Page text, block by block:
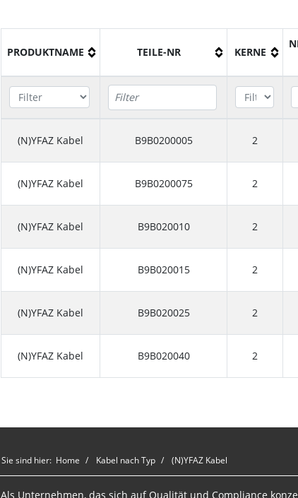
PRODUKTNAME TEILE-NR KERNE
(N)YFAZ Kabel B9B0200005 2
(N)YFAZ Kabel B9B0200075 2
(N)YFAZ Kabel B9B020010 2
(N)YFAZ Kabel B9B020015 2
(N)YFAZ Kabel B9B020025 2
(N)YFAZ Kabel B9B020040 2
Sie sind hier: Home Kabel nach Typ (N)YFAZ Kabel
Als Unternehmen, das sich auf Qualität und Compliance